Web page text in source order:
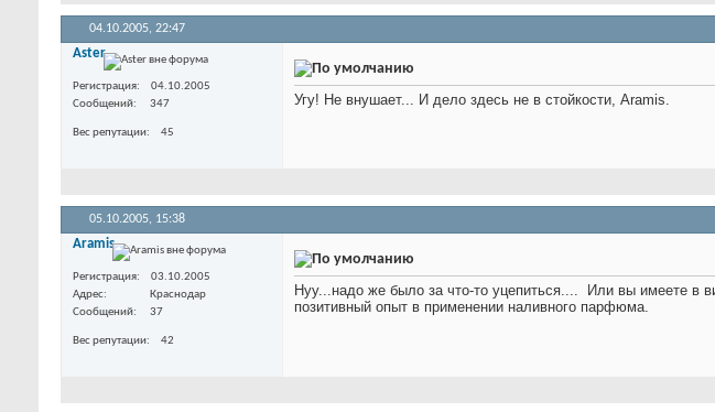
04.10.2005, 22:47
Aster
Регистрация
04.10.2005
Сообщений
347
Вес репутации 45
Угу! Не внушает... И дело здесь не в стойкости, Aramis.
05.10.2005, 15:38
Aramis
Регистрация
03.10.2005
Адрес
Краснодар
Сообщений
37
Вес репутации 42
Нуу...надо же было за что-то уцепиться....
Или вы имеете в
позитивный опыт в применении наливного парфюма.